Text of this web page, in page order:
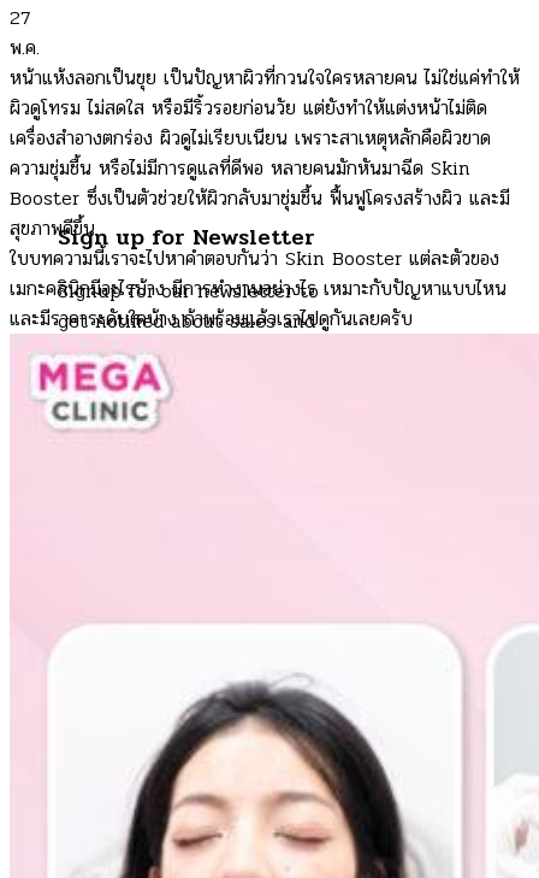
Sign up for Newsletter
Signup for our newsletter to
get notified about sales and
new products. Add any text
here or remove it.
Error:Contact form not
27
พ.ค.
หน้าแห้งลอกเป็นขุย เป็นปัญหาผิวที่กวนใจใครหลายคน ไม่ใช่แค่ทำให้
ผิวดูโทรม ไม่สดใส หรือมีริ้วรอยก่อนวัย แต่ยังทำให้แต่งหน้าไม่ติด
เครื่องสำอางตกร่อง ผิวดูไม่เรียบเนียน เพราะสาเหตุหลักคือผิวขาด
ความชุ่มชื้น หรือไม่มีการดูแลที่ดีพอ หลายคนมักหันมาฉีด Skin
Booster ซึ่งเป็นตัวช่วยให้ผิวกลับมาชุ่มชื้น ฟื้นฟูโครงสร้างผิว และมี
สุขภาพดีขึ้น
ใบบทความนี้เราจะไปหาคำตอบกันว่า Skin Booster แต่ละตัวของ
เมกะคลินิกมีอะไรบ้าง มีการทำงานอย่างไร เหมาะกับปัญหาแบบไหน
และมีราคาระดับใดบ้าง ถ้าพร้อมแล้วเราไปดูกันเลยครับ